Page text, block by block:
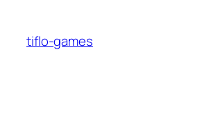
содержимому
tiflo-games